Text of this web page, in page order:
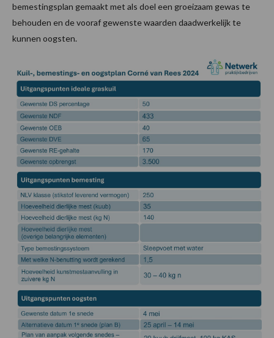
bemestingsplan gemaakt met als doel een groeizaam gewas te
behouden en de vooraf gewenste waarden daadwerkelijk te
kunnen oogsten.